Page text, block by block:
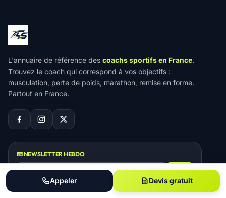
Appeler Devis gratuit
L'annuaire de référence des coachs sportifs en France.
Trouvez le coach qui correspond à vos objectifs :
musculation, perte de poids, marathon, remise en forme.
Partout en France.
📧 NEWSLETTER HEBDO